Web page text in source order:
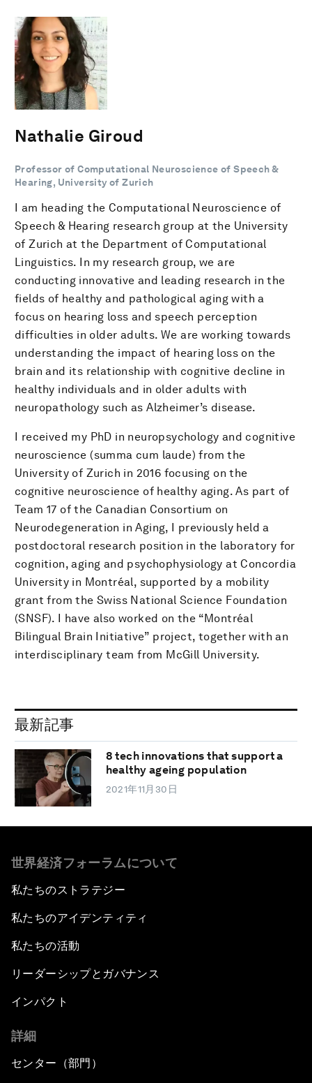
Nathalie Giroud
Professor of Computational Neuroscience of Speech &
Hearing, University of Zurich
I am heading the Computational Neuroscience of
Speech & Hearing research group at the University
of Zurich at the Department of Computational
Linguistics. In my research group, we are
conducting innovative and leading research in the
fields of healthy and pathological aging with a
focus on hearing loss and speech perception
difficulties in older adults. We are working towards
understanding the impact of hearing loss on the
brain and its relationship with cognitive decline in
healthy individuals and in older adults with
neuropathology such as Alzheimer’s disease.
I received my PhD in neuropsychology and cognitive
neuroscience (summa cum laude) from the
University of Zurich in 2016 focusing on the
cognitive neuroscience of healthy aging. As part of
Team 17 of the Canadian Consortium on
Neurodegeneration in Aging, I previously held a
postdoctoral research position in the laboratory for
cognition, aging and psychophysiology at Concordia
University in Montréal, supported by a mobility
grant from the Swiss National Science Foundation
(SNSF). I have also worked on the “Montréal
Bilingual Brain Initiative” project, together with an
interdisciplinary team from McGill University.
最新記事
8 tech innovations that support a
healthy ageing population
2021年11月30日
世界経済フォーラムについて
私たちのストラテジー
私たちのアイデンティティ
私たちの活動
リーダーシップとガバナンス
インパクト
詳細
センター（部門）